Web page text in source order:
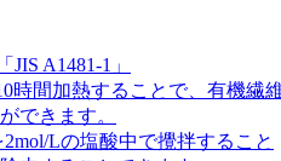
A1481-1」
時間加熱することで、有機繊
できます。
Lの塩酸中で攪拌すること